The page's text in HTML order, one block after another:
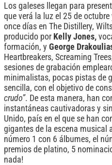
Los galeses llegan para
que verá la luz el 25 de
once días en The Distillery,
producido por Kelly Jones,
formación, y George
Heartbreakers, Screaming
sesiones de grabación
minimalistas, pocas pistas de
sencilla, con el objetivo de
crudo”. De esta manera, han
instantáneas cautivadoras y
Unido, país en el que se han
gigantes de la escena musical
número 1 con 6 álbumes, el
premios de platino, 5
nada!